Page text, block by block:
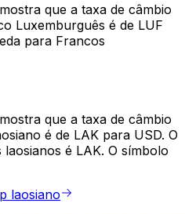
que a taxa de câmbio
Luxemburguês é de LUF
para Francos
que a taxa de câmbio
é de LAK para USD. O
é LAK. O símbolo
laosiano